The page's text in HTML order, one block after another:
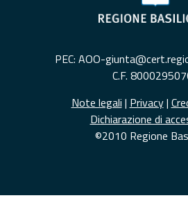
PEC: AOO-
C.F.
Note legali | Privacy|
Dichiarazione di
©2010 Regione